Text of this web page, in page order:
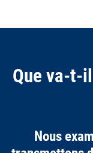
Que va-t-
Nous